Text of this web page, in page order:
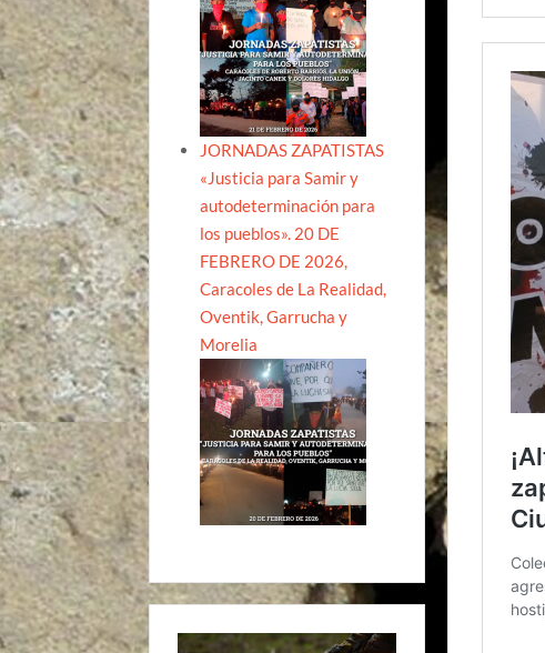
JORNADAS ZAPATISTAS
«Justicia para Samir y
autodeterminación para
los pueblos». 20 DE
FEBRERO DE 2026,
Caracoles de La Realidad,
Oventik, Garrucha y
Morelia